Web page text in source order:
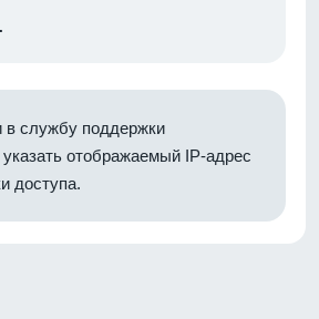
службу поддержки
отображаемый IP-адрес
доступа.